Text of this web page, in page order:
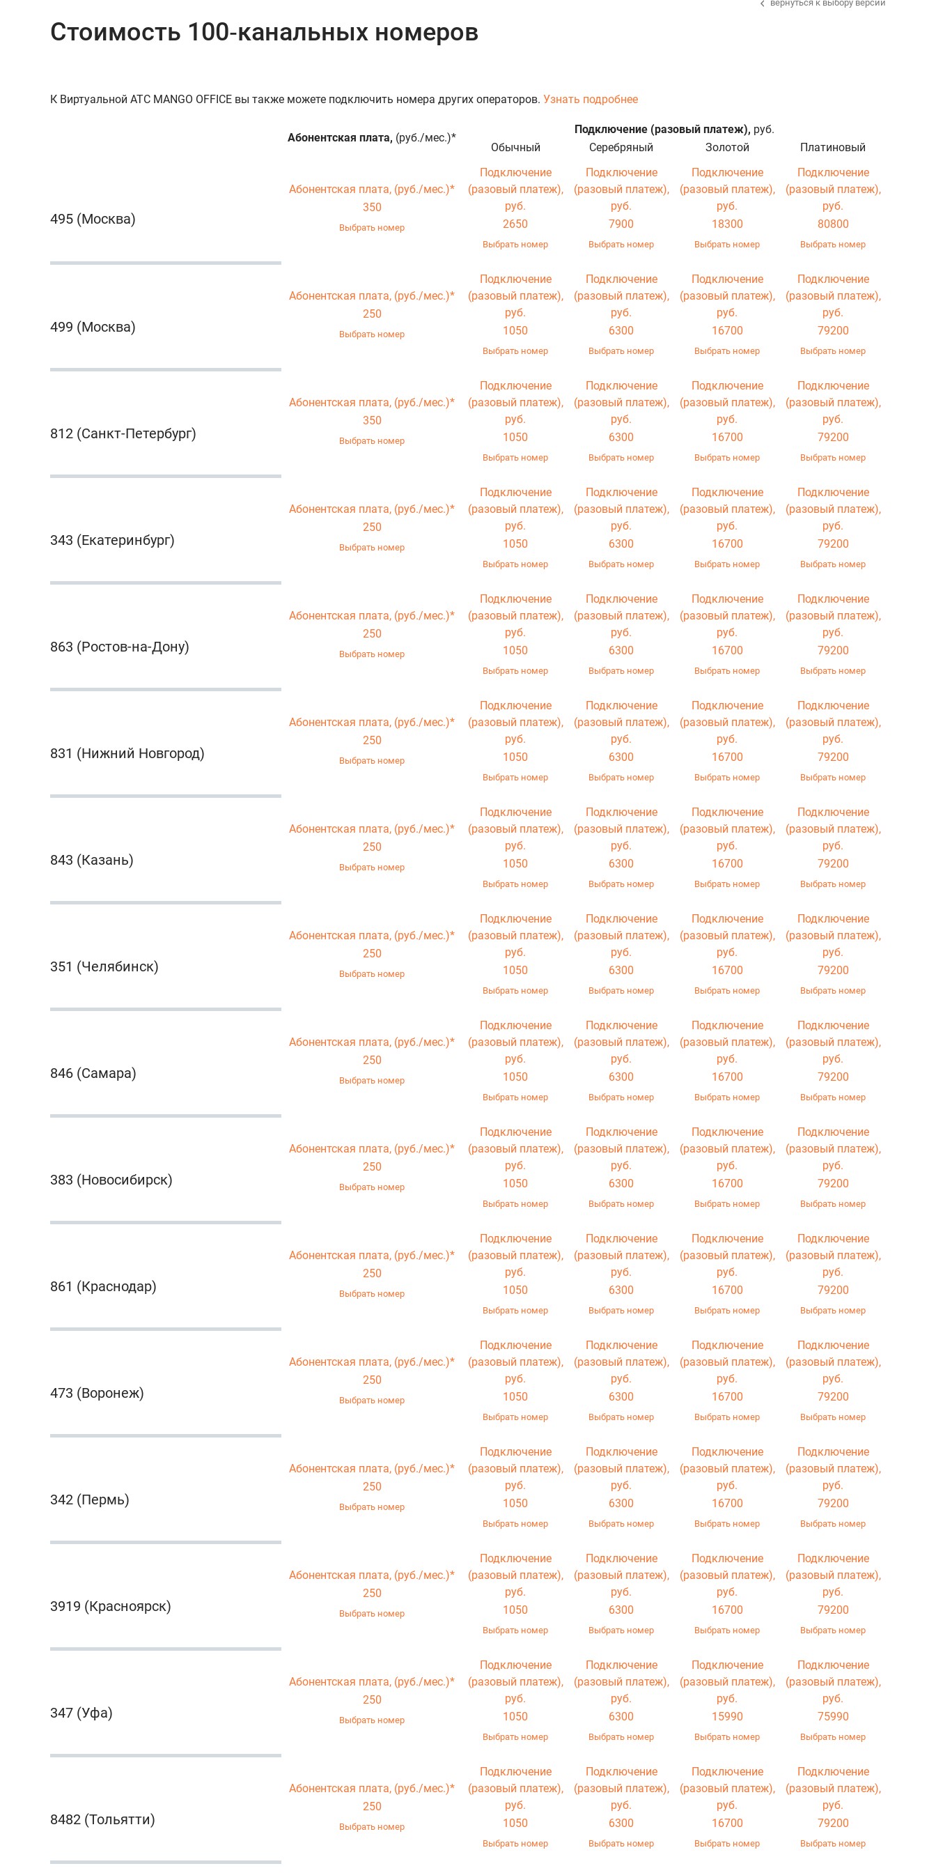
Стоимость 100‑канальных номеров
вернуться к выбору версии
К Виртуальной АТС MANGO OFFICE вы также можете подключить номера других операторов. Узнать подробнее
Абонентская плата, (руб./мес.)*
Подключение (разовый платеж), руб.
Обычный
Серебряный Золотой Платиновый
495 (Москва)
Абонентская плата, (руб./мес.)*
350
Выбрать номер
Подключение
(разовый платеж),
руб.
2650
Выбрать номер
Подключение
(разовый платеж),
руб.
7900
Выбрать номер
Подключение
(разовый платеж),
руб.
18300
Выбрать номер
Подключение
(разовый платеж),
руб.
80800
Выбрать номер
499 (Москва)
Абонентская плата, (руб./мес.)*
250
Выбрать номер
Подключение
(разовый платеж),
руб.
1050
Выбрать номер
Подключение
(разовый платеж),
руб.
6300
Выбрать номер
Подключение
(разовый платеж),
руб.
16700
Выбрать номер
Подключение
(разовый платеж),
руб.
79200
Выбрать номер
812 (Санкт-Петербург)
Абонентская плата, (руб./мес.)*
350
Выбрать номер
Подключение
(разовый платеж),
руб.
1050
Выбрать номер
Подключение
(разовый платеж),
руб.
6300
Выбрать номер
Подключение
(разовый платеж),
руб.
16700
Выбрать номер
Подключение
(разовый платеж),
руб.
79200
Выбрать номер
343 (Екатеринбург)
Абонентская плата, (руб./мес.)*
250
Выбрать номер
Подключение
(разовый платеж),
руб.
1050
Выбрать номер
Подключение
(разовый платеж),
руб.
6300
Выбрать номер
Подключение
(разовый платеж),
руб.
16700
Выбрать номер
Подключение
(разовый платеж),
руб.
79200
Выбрать номер
863 (Ростов-на-Дону)
Абонентская плата, (руб./мес.)*
250
Выбрать номер
Подключение
(разовый платеж),
руб.
1050
Выбрать номер
Подключение
(разовый платеж),
руб.
6300
Выбрать номер
Подключение
(разовый платеж),
руб.
16700
Выбрать номер
Подключение
(разовый платеж),
руб.
79200
Выбрать номер
831 (Нижний Новгород)
Абонентская плата, (руб./мес.)*
250
Выбрать номер
Подключение
(разовый платеж),
руб.
1050
Выбрать номер
Подключение
(разовый платеж),
руб.
6300
Выбрать номер
Подключение
(разовый платеж),
руб.
16700
Выбрать номер
Подключение
(разовый платеж),
руб.
79200
Выбрать номер
843 (Казань)
Абонентская плата, (руб./мес.)*
250
Выбрать номер
Подключение
(разовый платеж),
руб.
1050
Выбрать номер
Подключение
(разовый платеж),
руб.
6300
Выбрать номер
Подключение
(разовый платеж),
руб.
16700
Выбрать номер
Подключение
(разовый платеж),
руб.
79200
Выбрать номер
351 (Челябинск)
Абонентская плата, (руб./мес.)*
250
Выбрать номер
Подключение
(разовый платеж),
руб.
1050
Выбрать номер
Подключение
(разовый платеж),
руб.
6300
Выбрать номер
Подключение
(разовый платеж),
руб.
16700
Выбрать номер
Подключение
(разовый платеж),
руб.
79200
Выбрать номер
846 (Самара)
Абонентская плата, (руб./мес.)*
250
Выбрать номер
Подключение
(разовый платеж),
руб.
1050
Выбрать номер
Подключение
(разовый платеж),
руб.
6300
Выбрать номер
Подключение
(разовый платеж),
руб.
16700
Выбрать номер
Подключение
(разовый платеж),
руб.
79200
Выбрать номер
383 (Новосибирск)
Абонентская плата, (руб./мес.)*
250
Выбрать номер
Подключение
(разовый платеж),
руб.
1050
Выбрать номер
Подключение
(разовый платеж),
руб.
6300
Выбрать номер
Подключение
(разовый платеж),
руб.
16700
Выбрать номер
Подключение
(разовый платеж),
руб.
79200
Выбрать номер
861 (Краснодар)
Абонентская плата, (руб./мес.)*
250
Выбрать номер
Подключение
(разовый платеж),
руб.
1050
Выбрать номер
Подключение
(разовый платеж),
руб.
6300
Выбрать номер
Подключение
(разовый платеж),
руб.
16700
Выбрать номер
Подключение
(разовый платеж),
руб.
79200
Выбрать номер
473 (Воронеж)
Абонентская плата, (руб./мес.)*
250
Выбрать номер
Подключение
(разовый платеж),
руб.
1050
Выбрать номер
Подключение
(разовый платеж),
руб.
6300
Выбрать номер
Подключение
(разовый платеж),
руб.
16700
Выбрать номер
Подключение
(разовый платеж),
руб.
79200
Выбрать номер
342 (Пермь)
Абонентская плата, (руб./мес.)*
250
Выбрать номер
Подключение
(разовый платеж),
руб.
1050
Выбрать номер
Подключение
(разовый платеж),
руб.
6300
Выбрать номер
Подключение
(разовый платеж),
руб.
16700
Выбрать номер
Подключение
(разовый платеж),
руб.
79200
Выбрать номер
3919 (Красноярск)
Абонентская плата, (руб./мес.)*
250
Выбрать номер
Подключение
(разовый платеж),
руб.
1050
Выбрать номер
Подключение
(разовый платеж),
руб.
6300
Выбрать номер
Подключение
(разовый платеж),
руб.
16700
Выбрать номер
Подключение
(разовый платеж),
руб.
79200
Выбрать номер
347 (Уфа)
Абонентская плата, (руб./мес.)*
250
Выбрать номер
Подключение
(разовый платеж),
руб.
1050
Выбрать номер
Подключение
(разовый платеж),
руб.
6300
Выбрать номер
Подключение
(разовый платеж),
руб.
15990
Выбрать номер
Подключение
(разовый платеж),
руб.
75990
Выбрать номер
8482 (Тольятти)
Абонентская плата, (руб./мес.)*
250
Выбрать номер
Подключение
(разовый платеж),
руб.
1050
Выбрать номер
Подключение
(разовый платеж),
руб.
6300
Выбрать номер
Подключение
(разовый платеж),
руб.
16700
Выбрать номер
Подключение
(разовый платеж),
руб.
79200
Выбрать номер